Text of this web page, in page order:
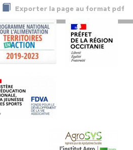
Exporter la page au format pdf